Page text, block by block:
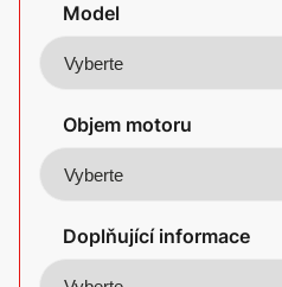
Model
Objem motoru
Doplňující informace